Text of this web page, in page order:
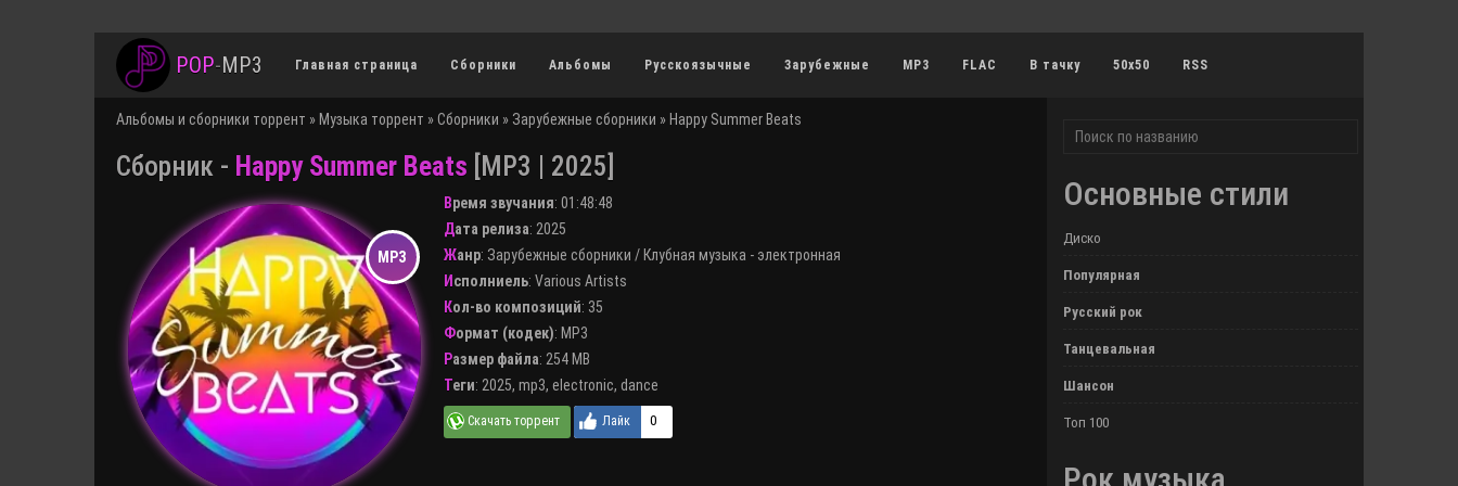
POP-MP3 Главная страница Сборники Альбомы Русскоязычные Зарубежные MP3 FLAC В тачку 50x50 RSS
Альбомы и сборники торрент » Музыка торрент » Сборники » Зарубежные сборники » Happy Summer Beats
Сборник - Happy Summer Beats [MP3 | 2025]
Время звучания: 01:48:48
Дата релиза: 2025
Жанр: Зарубежные сборники / Клубная музыка - электронная
Исполниель: Various Artists
Кол-во композиций: 35
Формат (кодек): MP3
Размер файла: 254 MB
Теги: 2025, mp3, electronic, dance
0
Основные стили
Диско
Популярная
Русский рок
Танцевальная
Шансон
Топ 100